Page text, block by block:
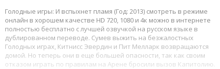
Голодные игры: И вспыхнет пламя (Год: 2013) смотреть в режиме
онлайн в хорошем качестве HD 720, 1080 и 4к можно в интернете
полностью бесплатно с лучшей озвучкой на русском языке в
дублированном переводе. Сумев выжить на безжалостных
Голодных играх, Китнисс Эвердин и Пит Мелларк возвращаются
домой. Но теперь они в еще большей опасности, так как своим
отказом играть по правилам на Арене бросили вызов Капитолию.